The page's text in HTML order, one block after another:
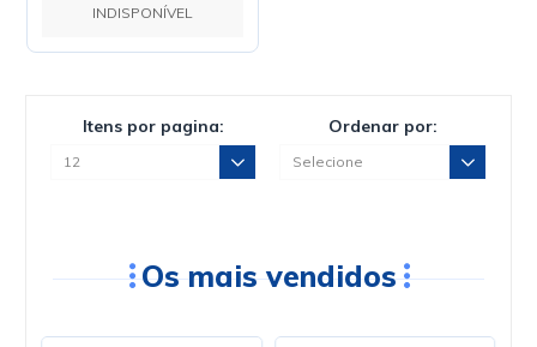
INDISPONÍVEL
Itens por pagina: Ordenar por:
Os mais vendidos